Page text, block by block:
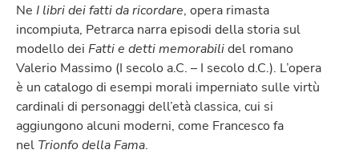
Ne I libri dei fatti da ricordare, opera rimasta
incompiuta, Petrarca narra episodi della storia sul
modello dei Fatti e detti memorabilidel romano
Valerio Massimo (I secolo a.C. – I secolo d.C.). L’opera
è un catalogo di esempi morali imperniato sulle virtù
cardinali di personaggi dell’età classica, cui si
aggiungono alcuni moderni, come Francesco fa
nel Trionfo della Fama.